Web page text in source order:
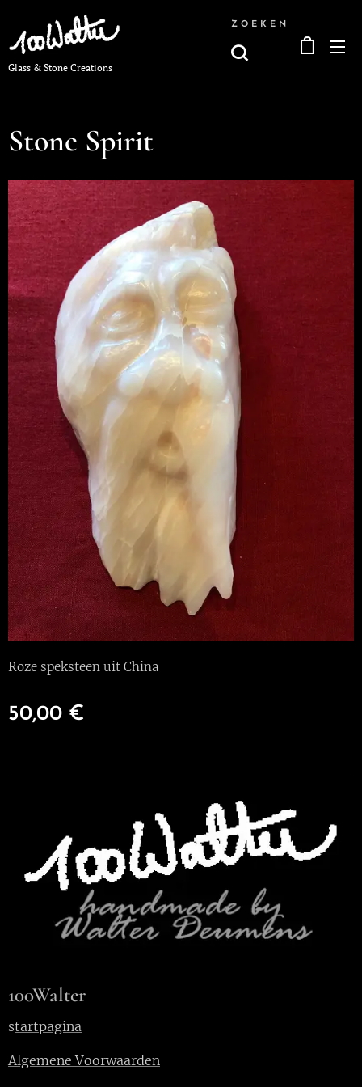
Glass & Stone Creations
ZOEKEN
Stone Spirit
Roze speksteen uit China
50,00 €
100Walter
startpagina
Algemene Voorwaarden